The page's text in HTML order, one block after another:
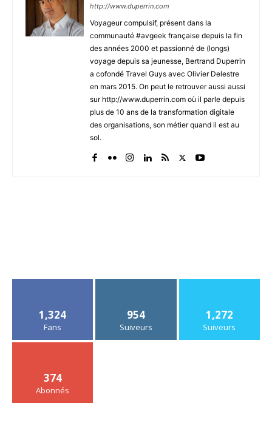
http://www.duperrin.com
Voyageur compulsif, présent dans la
communauté #avgeek française depuis la fin
des années 2000 et passionné de (longs)
voyage depuis sa jeunesse, Bertrand Duperrin
a cofondé Travel Guys avec Olivier Delestre
en mars 2015. On peut le retrouver aussi aussi
sur http://www.duperrin.com où il parle depuis
plus de 10 ans de la transformation digitale
des organisations, son métier quand il est au
sol.
1,324
Fans
954
Suiveurs
1,272
Suiveurs
374
Abonnés